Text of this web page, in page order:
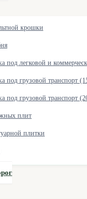
крошки
под легковой и
под грузовой транспорт
под грузовой транспорт
плит
плитки